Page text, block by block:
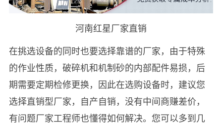
河南红星厂家直销
在挑选设备的同时也要选择靠谱的厂家，由于特殊
的作业性质，破碎机和机制砂的内部配件易损，后
期需要定期检修更换，因此在选购设备时，建议您
选择直销型厂家，自产自销，没有中间商赚差价，
有问题厂家工程师也懂得如何解决。您可以多到几